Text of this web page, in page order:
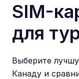
SIM-
для
Выберите
Канаду и